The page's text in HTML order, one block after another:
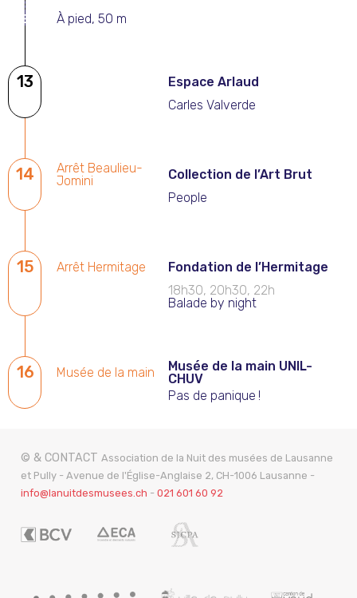
À pied, 50 m
13
Espace Arlaud
Carles Valverde
14
Arrêt Beaulieu-
Jomini
Collection de l’Art Brut
People
15 Arrêt Hermitage
Fondation de l’Hermitage
18h30, 20h30, 22h
Balade by night
16 Musée de la main
Musée de la main UNIL-
CHUV
Pas de panique !
© & CONTACT Association de la Nuit des musées de Lausanne
et Pully - Avenue de l'Église-Anglaise 2, CH-1006 Lausanne -
info@lanuitdesmusees.ch - 021 601 60 92